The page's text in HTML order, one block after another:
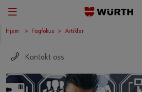
Hjem Fagfokus Artikler
Kontakt oss